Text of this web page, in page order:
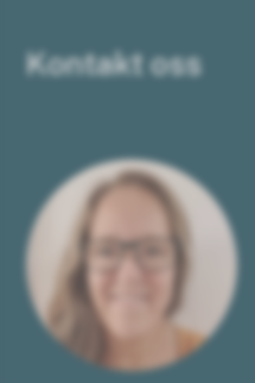
Kontakt oss